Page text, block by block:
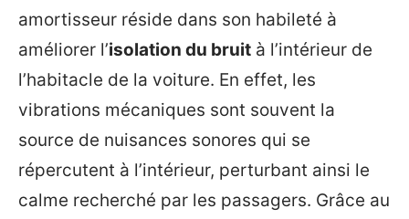
amortisseur réside dans son habileté à
améliorer l’isolation du bruit à l’intérieur de
l’habitacle de la voiture. En effet, les
vibrations mécaniques sont souvent la
source de nuisances sonores qui se
répercutent à l’intérieur, perturbant ainsi le
calme recherché par les passagers. Grâce au